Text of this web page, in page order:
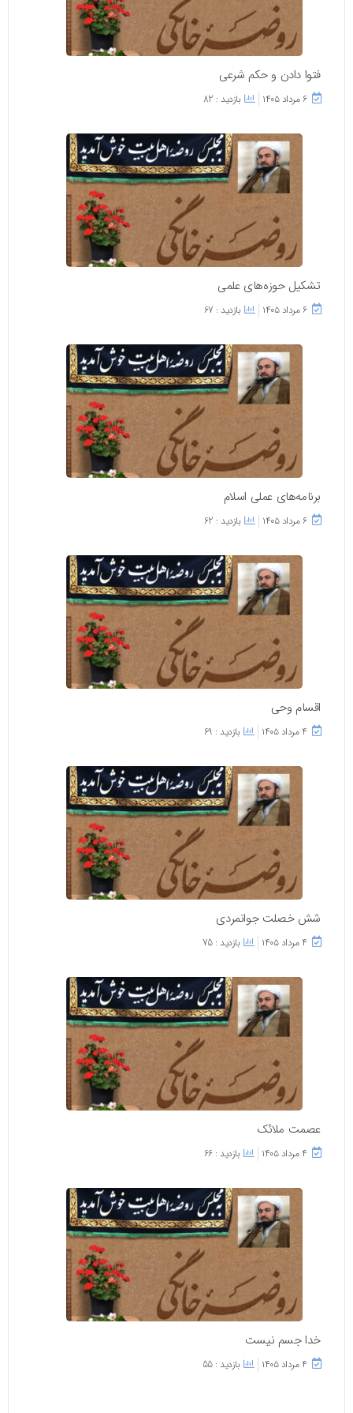
فتوا دادن و حکم شرعی
۶ مرداد ۱۴۰۵ بازدید : 82
تشکیل حوزه‌های علمی
۶ مرداد ۱۴۰۵ بازدید : 67
برنامه‌های عملی اسلام
۶ مرداد ۱۴۰۵ بازدید : 62
اقسام وحی
۴ مرداد ۱۴۰۵ بازدید : 69
شش خصلت جوانمردی
۴ مرداد ۱۴۰۵ بازدید : 75
عصمت ملائک
۴ مرداد ۱۴۰۵ بازدید : 66
خدا جسم نیست
۴ مرداد ۱۴۰۵ بازدید : 55